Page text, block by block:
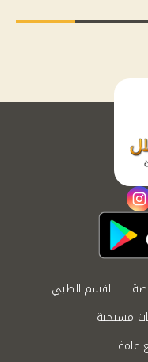
instagram
القسم الطبي
مسيحية
عامة